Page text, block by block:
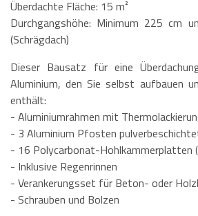
Überdachte Fläche: 15 m²
Durchgangshöhe: Minimum 225 cm
(Schrägdach)
Dieser Bausatz für eine
Aluminium, den Sie selbst aufbauen
enthält:
- Aluminiumrahmen mit
- 3 Aluminium Pfosten
- 16 Polycarbonat-Hohlkammerplatten
- Inklusive Regenrinnen
- Verankerungsset für Beton- oder
- Schrauben und Bolzen